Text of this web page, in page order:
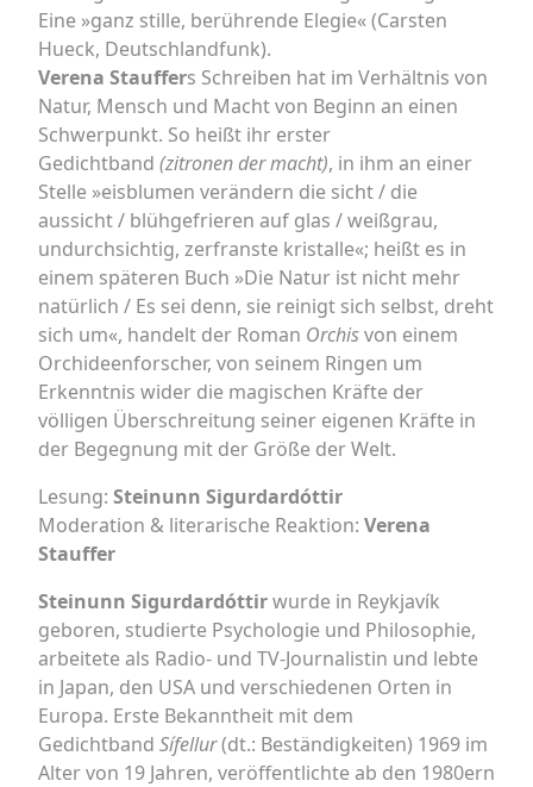
Eine »ganz stille, berührende Elegie« (Carsten
Hueck, Deutschlandfunk).
Verena Stauffers Schreiben hat im Verhältnis von
Natur, Mensch und Macht von Beginn an einen
Schwerpunkt. So heißt ihr erster
Gedichtband (zitronen der macht), in ihm an einer
Stelle »eisblumen verändern die sicht / die
aussicht / blühgefrieren auf glas / weißgrau,
undurchsichtig, zerfranste kristalle«; heißt es in
einem späteren Buch »Die Natur ist nicht mehr
natürlich / Es sei denn, sie reinigt sich selbst, dreht
sich um«, handelt der Roman Orchisvon einem
Orchideenforscher, von seinem Ringen um
Erkenntnis wider die magischen Kräfte der
völligen Überschreitung seiner eigenen Kräfte in
der Begegnung mit der Größe der Welt.
Lesung: Steinunn Sigurdardóttir
Moderation & literarische Reaktion: Verena
Stauffer
Steinunn Sigurdardóttirwurde in Reykjavík
geboren, studierte Psychologie und Philosophie,
arbeitete als Radio- und TV-Journalistin und lebte
in Japan, den USA und verschiedenen Orten in
Europa. Erste Bekanntheit mit dem
Gedichtband Sífellur(dt.: Beständigkeiten) 1969 im
Alter von 19 Jahren, veröffentlichte ab den 1980ern